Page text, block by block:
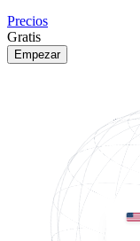
Precios
Gratis
Empezar